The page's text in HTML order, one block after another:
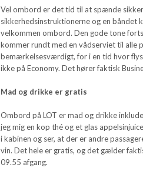
Vel ombord er det tid til at spænde
sikkerhedsinstruktionerne og en båndet
velkommen ombord. Den gode tone
kommer rundt med en vådserviet til alle
bemærkelsesværdigt, for i en tid hvor
ikke på Economy. Det hører faktisk
Mad og drikke er gratis
Ombord på LOT er mad og drikke
jeg mig en kop thé og et glas
i kabinen og ser, at der er andre
vin. Det hele er gratis, og det gælder
09.55 afgang.